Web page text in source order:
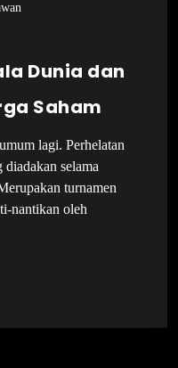
Dunia dan
Saham
lagi. Perhelatan
selama
turnamen
nantikan oleh